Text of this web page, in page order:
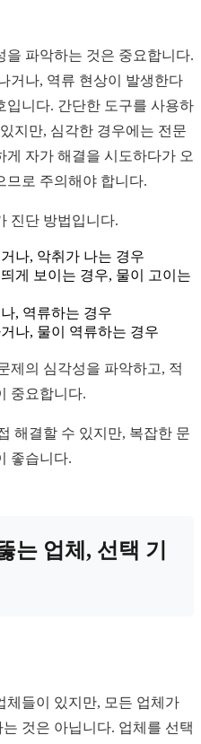
을 파악하는 것은 중요합니다.
거나, 역류 현상이 발생한다
입니다. 간단한 도구를 사용하
지만, 심각한 경우에는 전문
자가 해결을 시도하다가 오
므로 주의해야 합니다.
진단 방법입니다.
나, 악취가 나는 경우
게 보이는 경우, 물이 고이는
, 역류하는 경우
나, 물이 역류하는 경우
제의 심각성을 파악하고, 적
중요합니다.
해결할 수 있지만, 복잡한 문
좋습니다.
는 업체, 선택 기
체들이 있지만, 모든 업체가
것은 아닙니다. 업체를 선택